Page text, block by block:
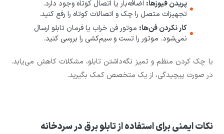
پریدن فیوزها: اضافه‌بار یا اتصال کوتاه وجود دارد.
تجهیزات متصل را چک و اتصالات کوتاه را رفع کنید.
کار نکردن فن‌ها: موتور فن خراب یا فرمان تابلو ارسال
نمی‌شود. موتور را تست و سیم‌کشی را بررسی کنید.
با چک کردن منظم و تمیز نگه‌داشتن تابلو، مشکلات کاهش می‌یابد.
در صورت پیچیدگی، از یک متخصص کمک بگیرید.
نکات ایمنی برای استفاده از تابلو برق در سردخانه